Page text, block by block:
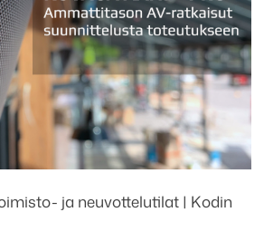
ja neuvottelutilat | Kodin